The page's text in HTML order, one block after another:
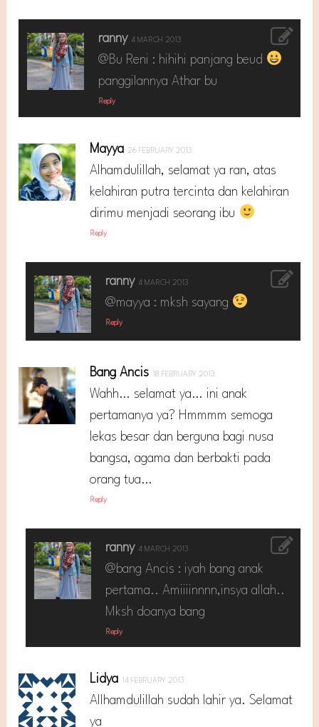
ranny 4 MARCH 2013
@Bu Reni : hihihi panjang beud
panggilannya Athar bu
Reply
Mayya 26 FEBRUARY 2013
Alhamdulillah, selamat ya ran, atas
kelahiran putra tercinta dan kelahiran
dirimu menjadi seorang ibu
Reply
ranny 4 MARCH 2013
@mayya : mksh sayang
Reply
Bang Ancis 18 FEBRUARY 2013
Wahh… selamat ya… ini anak
pertamanya ya? Hmmmm semoga
lekas besar dan berguna bagi nusa
bangsa, agama dan berbakti pada
orang tua…
Reply
ranny 4 MARCH 2013
@bang Ancis : iyah bang anak
pertama.. Amiiiinnnn,insya allah..
Mksh doanya bang
Reply
Lidya 14 FEBRUARY 2013
Allhamdulillah sudah lahir ya. Selamat
ya